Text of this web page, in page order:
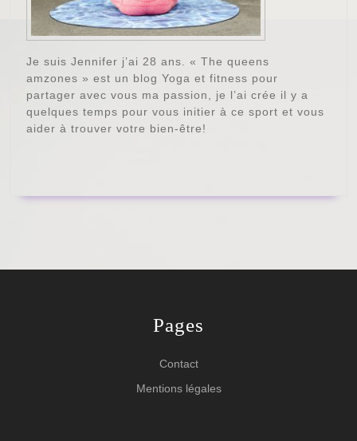
Je suis Jennifer j’ai 28 ans. « The queens
amzones » est un blog Yoga et fitness pour
partager avec vous ma passion, je l’ai crée il y a
quelques temps pour vous initier à ce sport et vous
aider à trouver votre bien-être!
Pages
Contact
Mentions légales